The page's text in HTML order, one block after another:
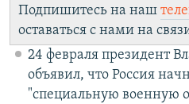
Подпишитесь на наш
оставаться с нами на
24 февраля президент
объявил, что Россия
"специальную военную